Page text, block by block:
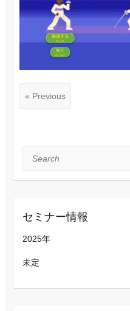
« Previous
Search
セミナー情報
2025年
未定